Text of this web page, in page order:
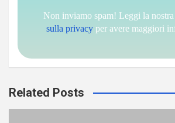
Non inviamo spam! Leggi la nostra
sulla privacy per avere maggiori
Related Posts